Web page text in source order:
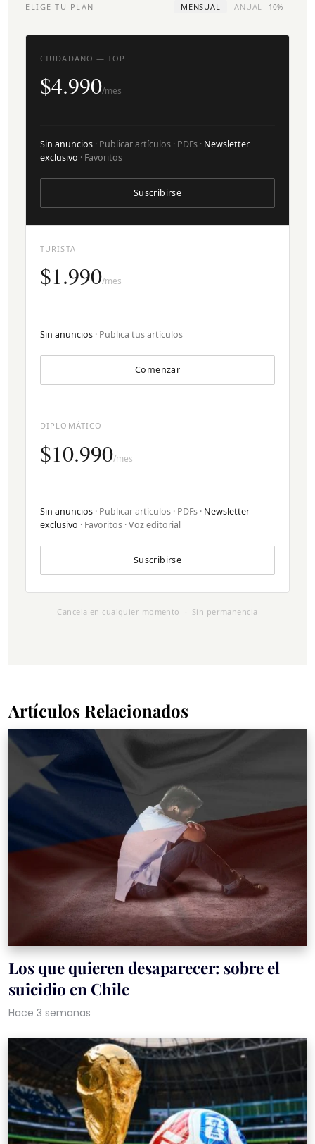
ELIGE TU PLAN MENSUAL ANUAL -10%
TURISTA
$1.990/mes
Sin anuncios · Publica tus artículos
Comenzar
CIUDADANO — TOP
$4.990/mes
Sin anuncios · Publicar artículos · PDFs · Newsletter
exclusivo · Favoritos
Suscribirse
DIPLOMÁTICO
$10.990/mes
Sin anuncios · Publicar artículos · PDFs · Newsletter
exclusivo · Favoritos · Voz editorial
Suscribirse
Cancela en cualquier momento · Sin permanencia
Artículos Relacionados
Los que quieren desaparecer: sobre el
suicidio en Chile
Hace 3 semanas